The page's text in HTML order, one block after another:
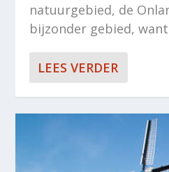
natuurgebied, de
bijzonder gebied,
LEES VERDER